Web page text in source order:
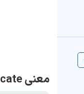
معنی dislocate | جمله با dislocate